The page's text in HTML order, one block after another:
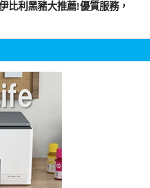
比利黑豬大推薦!優質服務，